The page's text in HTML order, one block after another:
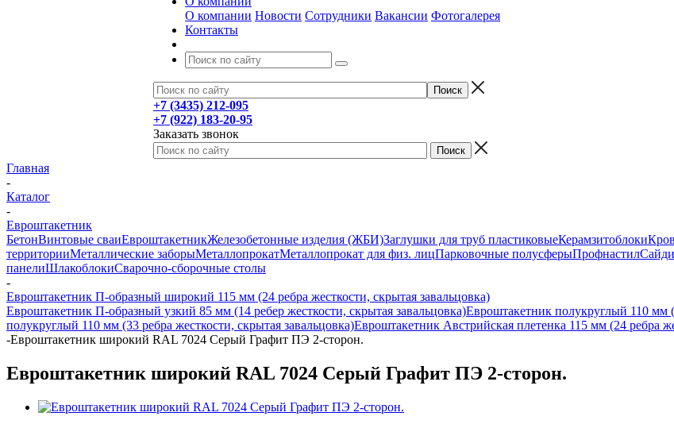
О компании Новости Сотрудники Вакансии Фотогалерея
Контакты
+7 (3435) 212-095
+7 (922) 183-20-95
Заказать звонок
Главная
-
Каталог
-
Евроштакетник
БетонВинтовые сваиЕвроштакетникЖелезобетонные изделия (ЖБИ)Заглушки для труб пластиковыеКерамзитоблоки
территорииМеталлические заборыМеталлопрокатМеталлопрокат для физ. лицПарковочные полусферыПрофнастил
панелиШлакоблокиСварочно-сборочные столы
-
Евроштакетник П-образный широкий 115 мм (24 ребра жесткости, скрытая завальцовка)
Евроштакетник П-образный узкий 85 мм (14 ребер жесткости, скрытая завальцовка)Евроштакетник полукруглый 110 мм
полукруглый 110 мм (33 ребра жесткости, скрытая завальцовка)Евроштакетник Австрийская плетенка 115 мм (24 ребра
-Евроштакетник широкий RAL 7024 Серый Графит ПЭ 2-сторон.
Евроштакетник широкий RAL 7024 Серый Графит ПЭ 2-сторон.